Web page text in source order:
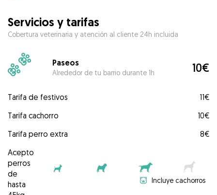
Servicios y tarifas
Cobertura veterinaria y atención al cliente 24h incluida
Paseos
Alrededor de tu barrio durante 1h 10€
Tarifa de festivos
11€
Tarifa cachorro
10€
Tarifa perro extra
8€
Acepto
perros
de
hasta
Incluye cachorros